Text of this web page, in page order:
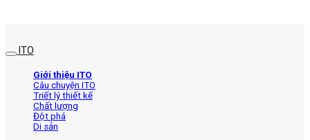
ITO
Giới thiệu ITO
Câu chuyện ITO
Triết lý thiết kế
Chất lượng
Đột phá
Di sản